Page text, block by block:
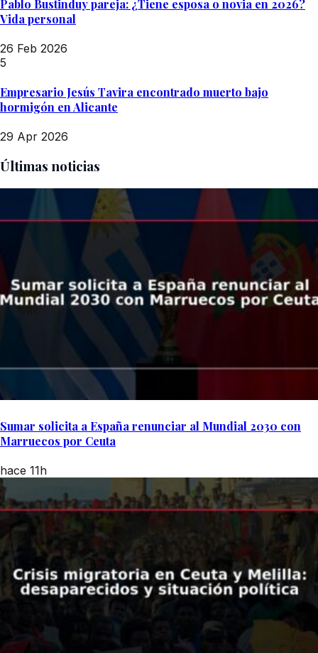
Pablo Bustinduy pareja: ¿Tiene esposa o novia en 2026?
Vida personal
26 Feb 2026
5
Empresario Jesús Tavira encontrado muerto bajo
hormigón en Alicante
29 Apr 2026
Últimas noticias
Sumar solicita a España renunciar al Mundial 2030 con
Marruecos por Ceuta
hace 11h